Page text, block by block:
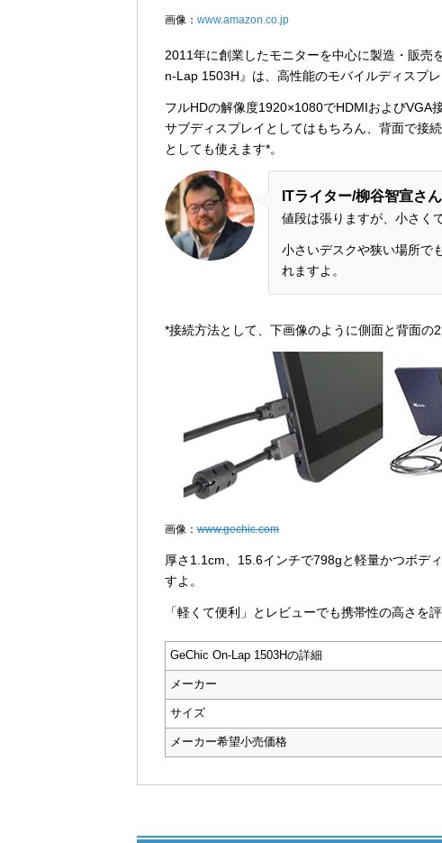
画像： www.amazon.co.jp
2011年に創業したモニターを中心に製造・販売
n-Lap 1503H』は、高性能のモバイルディスプレ
フルHDの解像度1920×1080でHDMIおよびVGA
サブディスプレイとしてはもちろん、背面で接
としても使えます*。
ITライター/柳谷智宣さん
値段は張りますが、小さく
小さいデスクや狭い場所で
れますよ。
*接続方法として、下画像のように側面と背面の
画像： www.gechic.com
厚さ1.1cm、15.6インチで798gと軽量かつボデ
すよ。
「軽くて便利」とレビューでも携帯性の高さを
GeChic On-Lap 1503Hの詳細
メーカー
サイズ
メーカー希望小売価格